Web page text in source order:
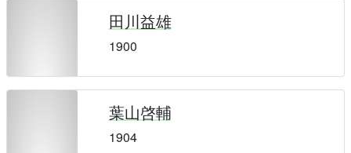
田川益雄
1900
葉山啓輔
1904